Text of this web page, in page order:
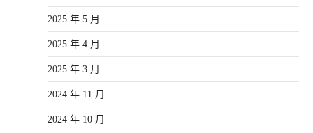
2025 年 5 月
2025 年 4 月
2025 年 3 月
2024 年 11 月
2024 年 10 月